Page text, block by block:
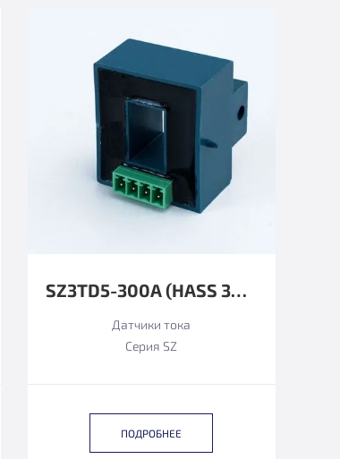
SZ3TD5-300A (HASS 300-S ФУНКЦИОНАЛЬНЫЙ АНАЛОГ)
Датчики тока
Серия SZ
ПОДРОБНЕЕ